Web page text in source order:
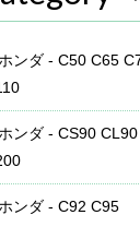
ホンダ - C50 C65
ホンダ - CS90
ホンダ - C92 C95